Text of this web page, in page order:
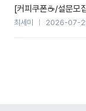
최세미 2026-07-